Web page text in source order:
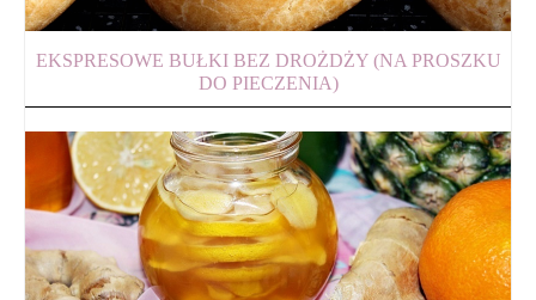
EKSPRESOWE BUŁKI BEZ DROŻDŻY (NA PROSZKU
DO PIECZENIA)